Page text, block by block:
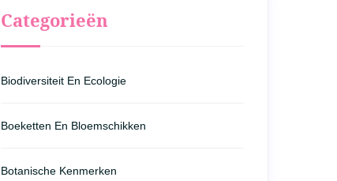
Categorieën
Biodiversiteit En Ecologie
Boeketten En Bloemschikken
Botanische Kenmerken